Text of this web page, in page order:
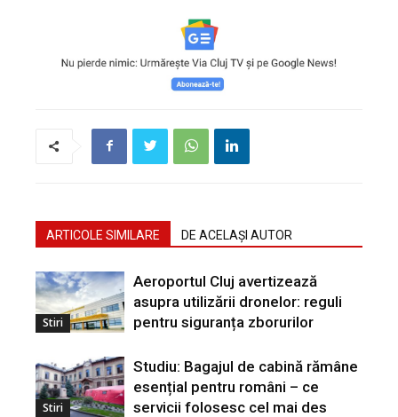
ARTICOLE SIMILARE DE ACELAȘI AUTOR
Stiri
Aeroportul Cluj avertizează
asupra utilizării dronelor: reguli
pentru siguranța zborurilor
Stiri
Studiu: Bagajul de cabină rămâne
esențial pentru români – ce
servicii folosesc cel mai des